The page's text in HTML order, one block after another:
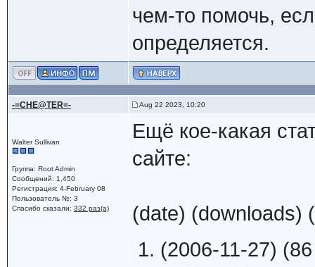
чем-то помочь,
определяется.
-=CHE@TER=- Aug 22 2023, 10:20
Walter Sullivan
Группа: Root Admin
Сообщений: 1,450
Регистрация: 4-February 08
Пользователь №: 3
Спасибо сказали: 332 раз(а)
Ещё кое-какая
сайте:
(date) (downloads)
(2006-11-27)